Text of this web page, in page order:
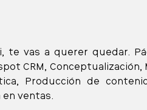
te vas a querer quedar.
CRM, Conceptualización,
Producción de
ventas.